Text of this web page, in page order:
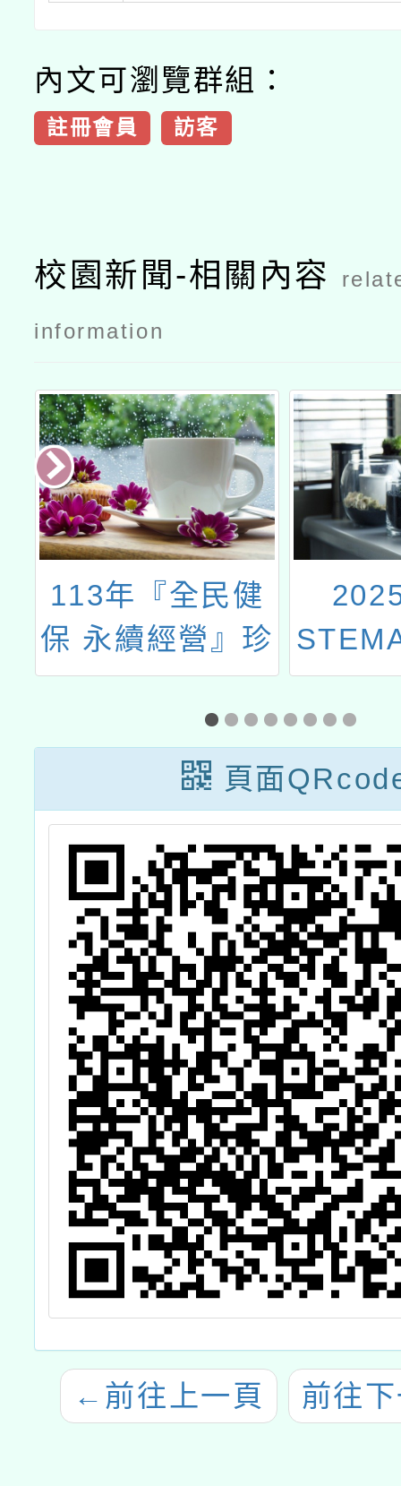
內文可瀏覽群組：
註冊會員 訪客
校園新聞-相關內容
information
113年『全民健
保 永續經營』珍
惜健保聰明就醫
科技輔助教學模
組種子師資增能
工作坊
跨域教
師創
頁面
← 前往上一頁 前往